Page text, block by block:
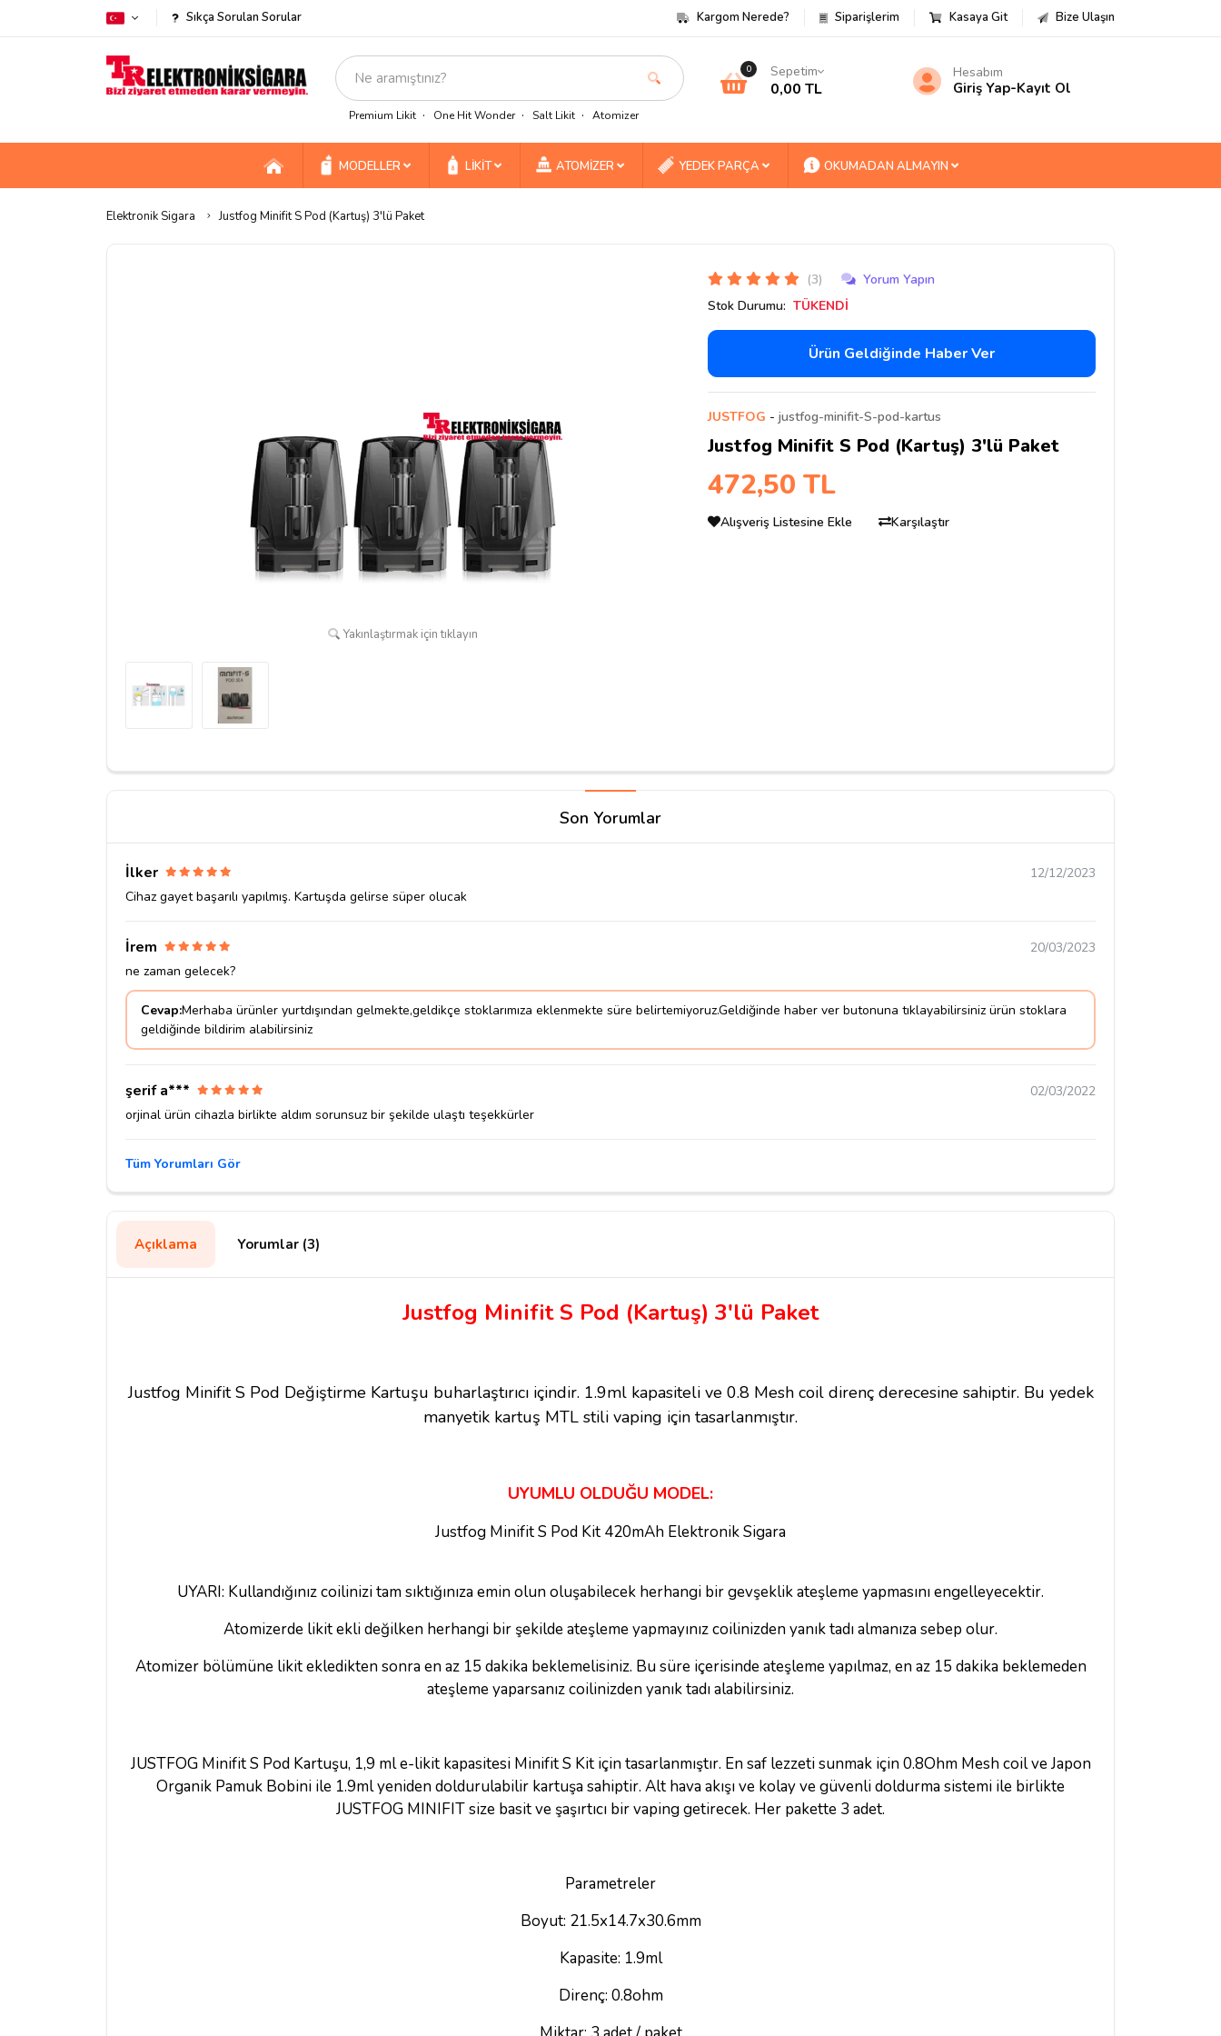
Sıkça Sorulan Sorular Kargom Nerede? Siparişlerim Kasaya Git Bize Ulaşın
Premium Likit One Hit Wonder Salt Likit Atomizer
0 Sepetim
0,00 TL
Hesabım
Giriş Yap-Kayıt Ol
MODELLER LİKİT ATOMİZER YEDEK PARÇA OKUMADAN ALMAYIN
Elektronik Sigara Justfog Minifit S Pod (Kartuş) 3'lü Paket
Yakınlaştırmak için tıklayın
(3)
Yorum Yapın
Stok Durumu: TÜKENDİ
Ürün Geldiğinde Haber Ver
JUSTFOG - justfog-minifit-S-pod-kartus
Justfog Minifit S Pod (Kartuş) 3'lü Paket
472,50 TL
Alışveriş Listesine Ekle Karşılaştır
Son Yorumlar
İlker
12/12/2023
Cihaz gayet başarılı yapılmış. Kartuşda gelirse süper olucak
İrem
20/03/2023
ne zaman gelecek?
Cevap:Merhaba ürünler yurtdışından gelmekte,geldikçe stoklarımıza eklenmekte süre belirtemiyoruz.Geldiğinde haber ver butonuna tıklayabilirsiniz ürün stoklara
geldiğinde bildirim alabilirsiniz
şerif a***
02/03/2022
orjinal ürün cihazla birlikte aldım sorunsuz bir şekilde ulaştı teşekkürler
Tüm Yorumları Gör
Açıklama Yorumlar (3)
Justfog Minifit S Pod (Kartuş) 3'lü Paket
Justfog Minifit S Pod Değiştirme Kartuşu buharlaştırıcı içindir. 1.9ml kapasiteli ve 0.8 Mesh coil direnç derecesine sahiptir. Bu yedek
manyetik kartuş MTL stili vaping için tasarlanmıştır.
UYUMLU OLDUĞU MODEL:
Justfog Minifit S Pod Kit 420mAh Elektronik Sigara
UYARI: Kullandığınız coilinizi tam sıktığınıza emin olun oluşabilecek herhangi bir gevşeklik ateşleme yapmasını engelleyecektir.
Atomizerde likit ekli değilken herhangi bir şekilde ateşleme yapmayınız coilinizden yanık tadı almanıza sebep olur.
Atomizer bölümüne likit ekledikten sonra en az 15 dakika beklemelisiniz. Bu süre içerisinde ateşleme yapılmaz, en az 15 dakika beklemeden
ateşleme yaparsanız coilinizden yanık tadı alabilirsiniz.
JUSTFOG Minifit S Pod Kartuşu, 1,9 ml e-likit kapasitesi Minifit S Kit için tasarlanmıştır. En saf lezzeti sunmak için 0.8Ohm Mesh coil ve Japon
Organik Pamuk Bobini ile 1.9ml yeniden doldurulabilir kartuşa sahiptir. Alt hava akışı ve kolay ve güvenli doldurma sistemi ile birlikte
JUSTFOG MINIFIT size basit ve şaşırtıcı bir vaping getirecek. Her pakette 3 adet.
Parametreler
Boyut: 21.5x14.7x30.6mm
Kapasite: 1.9ml
Direnç: 0.8ohm